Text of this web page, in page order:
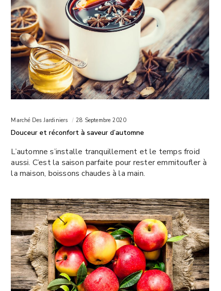
Marché Des Jardiniers 28 Septembre 2020
Douceur et réconfort à saveur d’automne
L’automne s’installe tranquillement et le temps froid
aussi. C’est la saison parfaite pour rester emmitoufler à
la maison, boissons chaudes à la main.